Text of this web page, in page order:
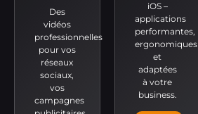
Des
vidéos
professionnelles
pour vos
réseaux
sociaux,
vos
campagnes
iOS –
applications
performantes,
ergonomiques
et
adaptées
à votre
business.